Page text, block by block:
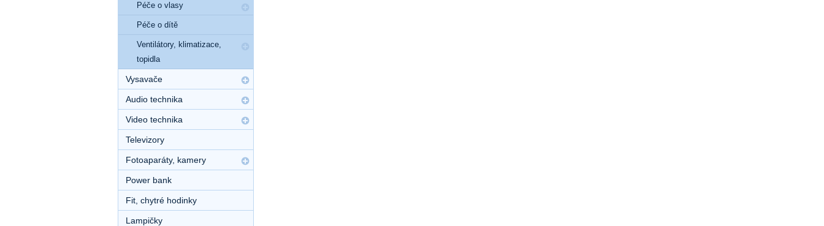
Péče o vlasy
Péče o dítě
Ventilátory, klimatizace,
topidla
Vysavače
Audio technika
Video technika
Televizory
Fotoaparáty, kamery
Power bank
Fit, chytré hodinky
Lampičky